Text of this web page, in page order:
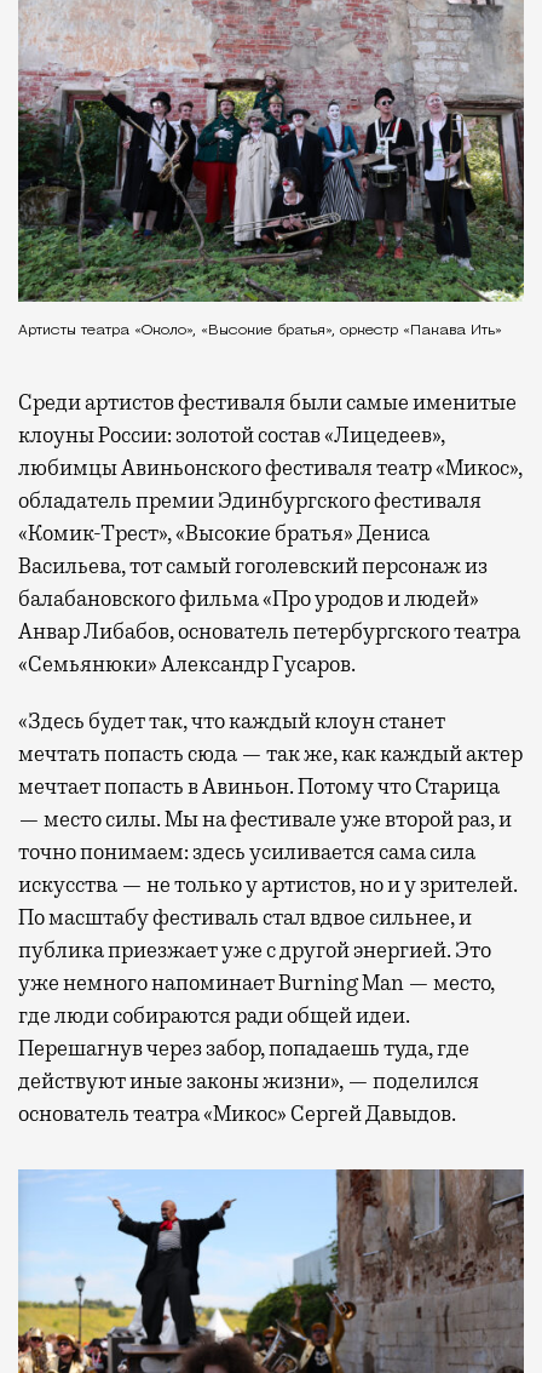
Артисты театра «Около», «Высокие братья», оркестр «Пакава Ить»
Среди артистов фестиваля были самые именитые
клоуны России: золотой состав «Лицедеев»,
любимцы Авиньонского фестиваля театр «Микос»,
обладатель премии Эдинбургского фестиваля
«Комик-Трест», «Высокие братья» Дениса
Васильева, тот самый гоголевский персонаж из
балабановского фильма «Про уродов и людей»
Анвар Либабов, основатель петербургского театра
«Семьянюки» Александр Гусаров.
«Здесь будет так, что каждый клоун станет
мечтать попасть сюда — так же, как каждый актер
мечтает попасть в Авиньон. Потому что Старица
— место силы. Мы на фестивале уже второй раз, и
точно понимаем: здесь усиливается сама сила
искусства — не только у артистов, но и у зрителей.
По масштабу фестиваль стал вдвое сильнее, и
публика приезжает уже с другой энергией. Это
уже немного напоминает Burning Man — место,
где люди собираются ради общей идеи.
Перешагнув через забор, попадаешь туда, где
действуют иные законы жизни», — поделился
основатель театра «Микос» Сергей Давыдов.